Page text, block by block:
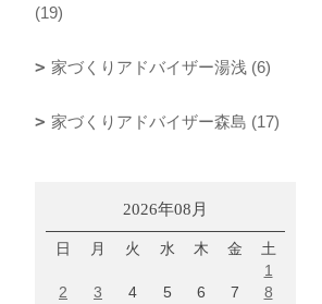
(19)
家づくりアドバイザー湯浅 (6)
家づくりアドバイザー森島 (17)
2026年08月
日 月 火 水 木 金
土
1
2
3 4 5 6 7
8